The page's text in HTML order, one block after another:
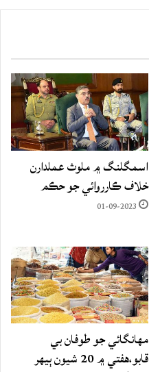
اسمگلنگ ۾ ملوث عملدارن
خلاف ڪارروائي جو حڪم
01-09-2023
مهانگائي جو طوفان بي
قابو،هفتي ۾ 20 شيون ٻيهر